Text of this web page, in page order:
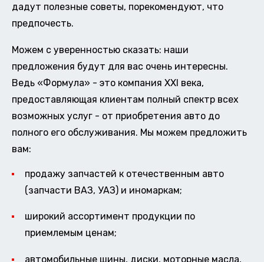
дадут полезные советы, порекомендуют, что
предпочесть.
Можем с уверенностью сказать: наши
предложения будут для вас очень интересны.
Ведь «Формула» - это компания XXI века,
предоставляющая клиентам полный спектр всех
возможных услуг - от приобретения авто до
полного его обслуживания. Мы можем предложить
вам:
продажу запчастей к отечественным авто
(запчасти ВАЗ, УАЗ) и иномаркам;
широкий ассортимент продукции по
приемлемым ценам;
автомобильные шины, диски, моторные масла,